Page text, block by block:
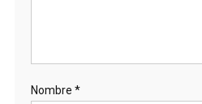
Nombre *